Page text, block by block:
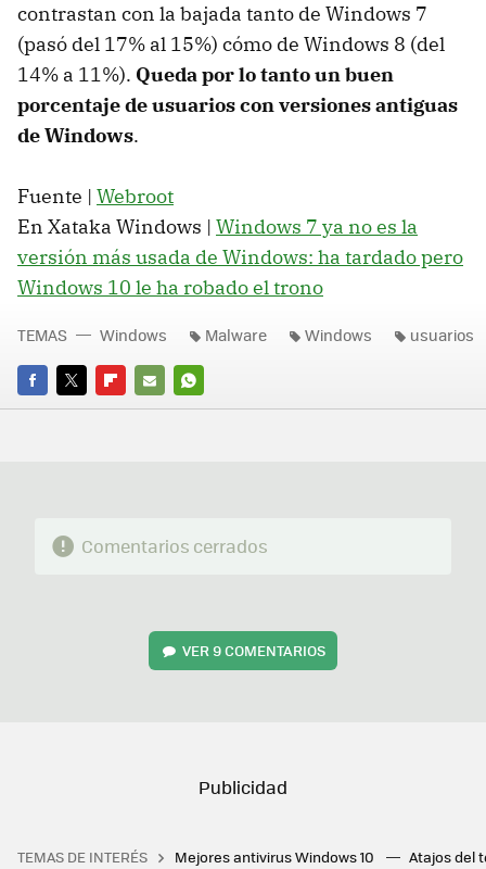
contrastan con la bajada tanto de Windows 7
(pasó del 17% al 15%) cómo de Windows 8 (del
14% a 11%). Queda por lo tanto un buen
porcentaje de usuarios con versiones antiguas
de Windows.
Fuente | Webroot
En Xataka Windows | Windows 7 ya no es la
versión más usada de Windows: ha tardado pero
Windows 10 le ha robado el trono
FACEBOOK
TWITTERFLIPBOARD
E-
WHATSAPP
TEMAS Windows Malware Windows usuarios
Comentarios cerrados
VER 9 COMENTARIOS
TEMAS DE INTERÉS Mejores antivirus Windows 10 Atajos del